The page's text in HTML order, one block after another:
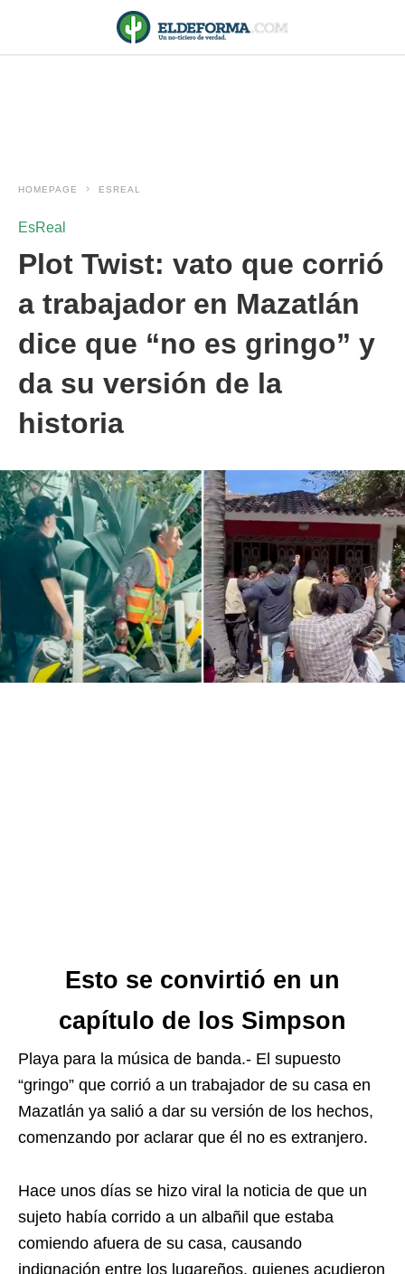
HOMEPAGE ESREAL
EsReal
Plot Twist: vato que corrió
a trabajador en Mazatlán
dice que “no es gringo” y
da su versión de la
historia
Esto se convirtió en un
capítulo de los Simpson
Playa para la música de banda.- El supuesto
“gringo” que corrió a un trabajador de su casa en
Mazatlán ya salió a dar su versión de los hechos,
comenzando por aclarar que él no es extranjero.
Hace unos días se hizo viral la noticia de que un
sujeto había corrido a un albañil que estaba
comiendo afuera de su casa, causando
indignación entre los lugareños, quienes acudieron